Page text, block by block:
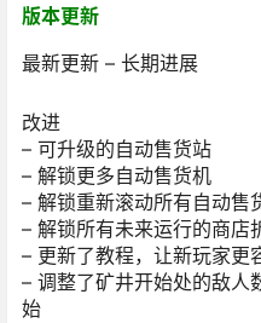
版本更新
最新更新 – 长期进展
改进
– 可升级的自动售货站
– 解锁更多自动售货机
– 解锁重新滚动所有自动售
– 解锁所有未来运行的商店
– 更新了教程，让新玩家更
– 调整了矿井开始处的敌人
始